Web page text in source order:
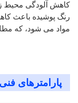
کاهش آلودگی محیط
رنگ پوشیده باعث
مواد می شود، که
پارامترهای